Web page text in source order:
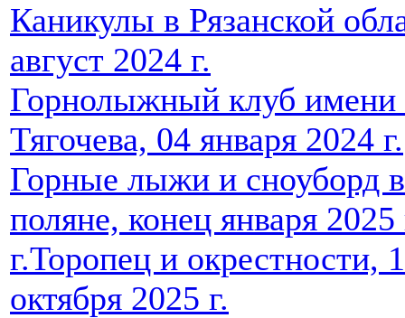
Каникулы в Рязанской
август 2024 г.
Горнолыжный клуб имени
Тягочева, 04 января 2024 г.
Горные лыжи и сноуборд
поляне, конец января 2025
г.Торопец и окрестности,
октября 2025 г.